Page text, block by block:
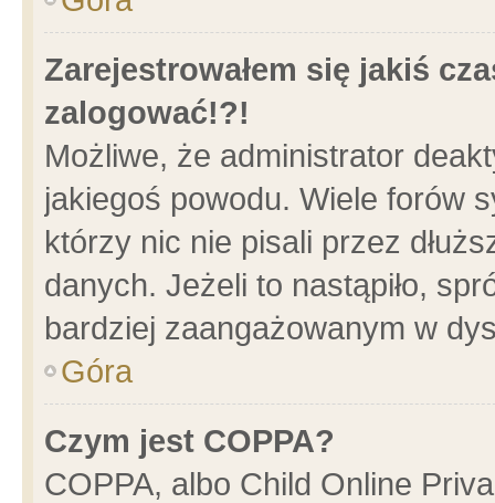
Zarejestrowałem się jakiś
zalogować!?!
Możliwe, że administrator
jakiegoś powodu. Wiele forów
którzy nic nie pisali przez
danych. Jeżeli to nastąpiło,
bardziej zaangażowanym w
Góra
Czym jest COPPA?
COPPA, albo Child Online